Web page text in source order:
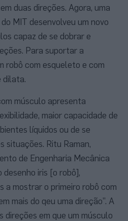
duas direções. Agora, uma
MIT desenvolveu um novo
capaz de se dobrar e
Para suportar a
robô com esqueleto e com
dilata.
músculo apresenta
maior capacidade de
líquidos ou de se
situações. Ritu Raman,
de Engenharia Mecânica
desenho iris [o robô],
a mostrar o primeiro robô com
mais do qeu uma direção”. A
direções em que um músculo